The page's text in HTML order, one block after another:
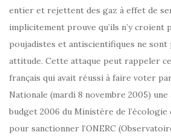
entier et rejettent des gaz à effet de
implicitement prouve qu’ils n’y croient
poujadistes et antiscientifiques ne sont
attitude. Cette attaque peut rappeler
français qui avait réussi à faire voter par
Nationale (mardi 8 novembre 2005)
budget 2006 du Ministère de l’écologie
pour sanctionner l’ONERC